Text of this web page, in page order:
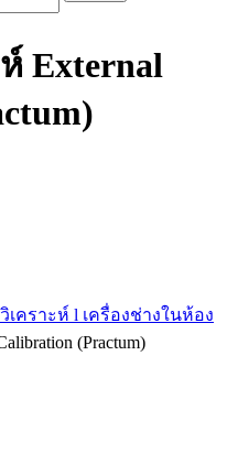
External
เคราะห์ l เครื่องช่างในห้อง
(Practum)